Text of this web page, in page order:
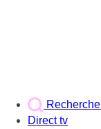
Direct tv